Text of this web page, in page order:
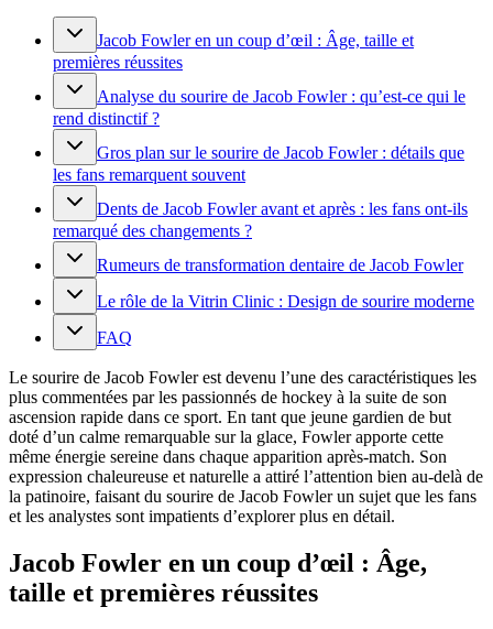
Jacob Fowler en un coup d’œil : Âge, taille et
premières réussites
Analyse du sourire de Jacob Fowler : qu’est-ce qui le
rend distinctif ?
Gros plan sur le sourire de Jacob Fowler : détails que
les fans remarquent souvent
Dents de Jacob Fowler avant et après : les fans ont-ils
remarqué des changements ?
Rumeurs de transformation dentaire de Jacob Fowler
Le rôle de la Vitrin Clinic : Design de sourire moderne
FAQ
Le sourire de Jacob Fowler est devenu l’une des caractéristiques les
plus commentées par les passionnés de hockey à la suite de son
ascension rapide dans ce sport. En tant que jeune gardien de but
doté d’un calme remarquable sur la glace, Fowler apporte cette
même énergie sereine dans chaque apparition après-match. Son
expression chaleureuse et naturelle a attiré l’attention bien au-delà de
la patinoire, faisant du sourire de Jacob Fowler un sujet que les fans
et les analystes sont impatients d’explorer plus en détail.
Jacob Fowler en un coup d’œil : Âge,
taille et premières réussites